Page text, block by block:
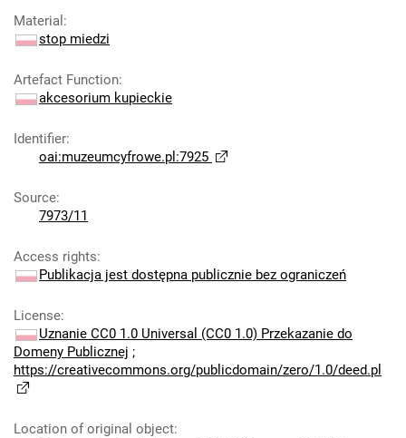
Material :
stop miedzi
Artefact Function:
akcesorium kupieckie
Identifier:
oai:muzeumcyfrowe.pl:7925
Source:
7973/11
Access rights:
Publikacja jest dostępna publicznie bez ograniczeń
License:
Uznanie CC0 1.0 Universal (CC0 1.0) Przekazanie do
Domeny Publicznej ;
https://creativecommons.org/publicdomain/zero/1.0/deed.pl
Location of original object: